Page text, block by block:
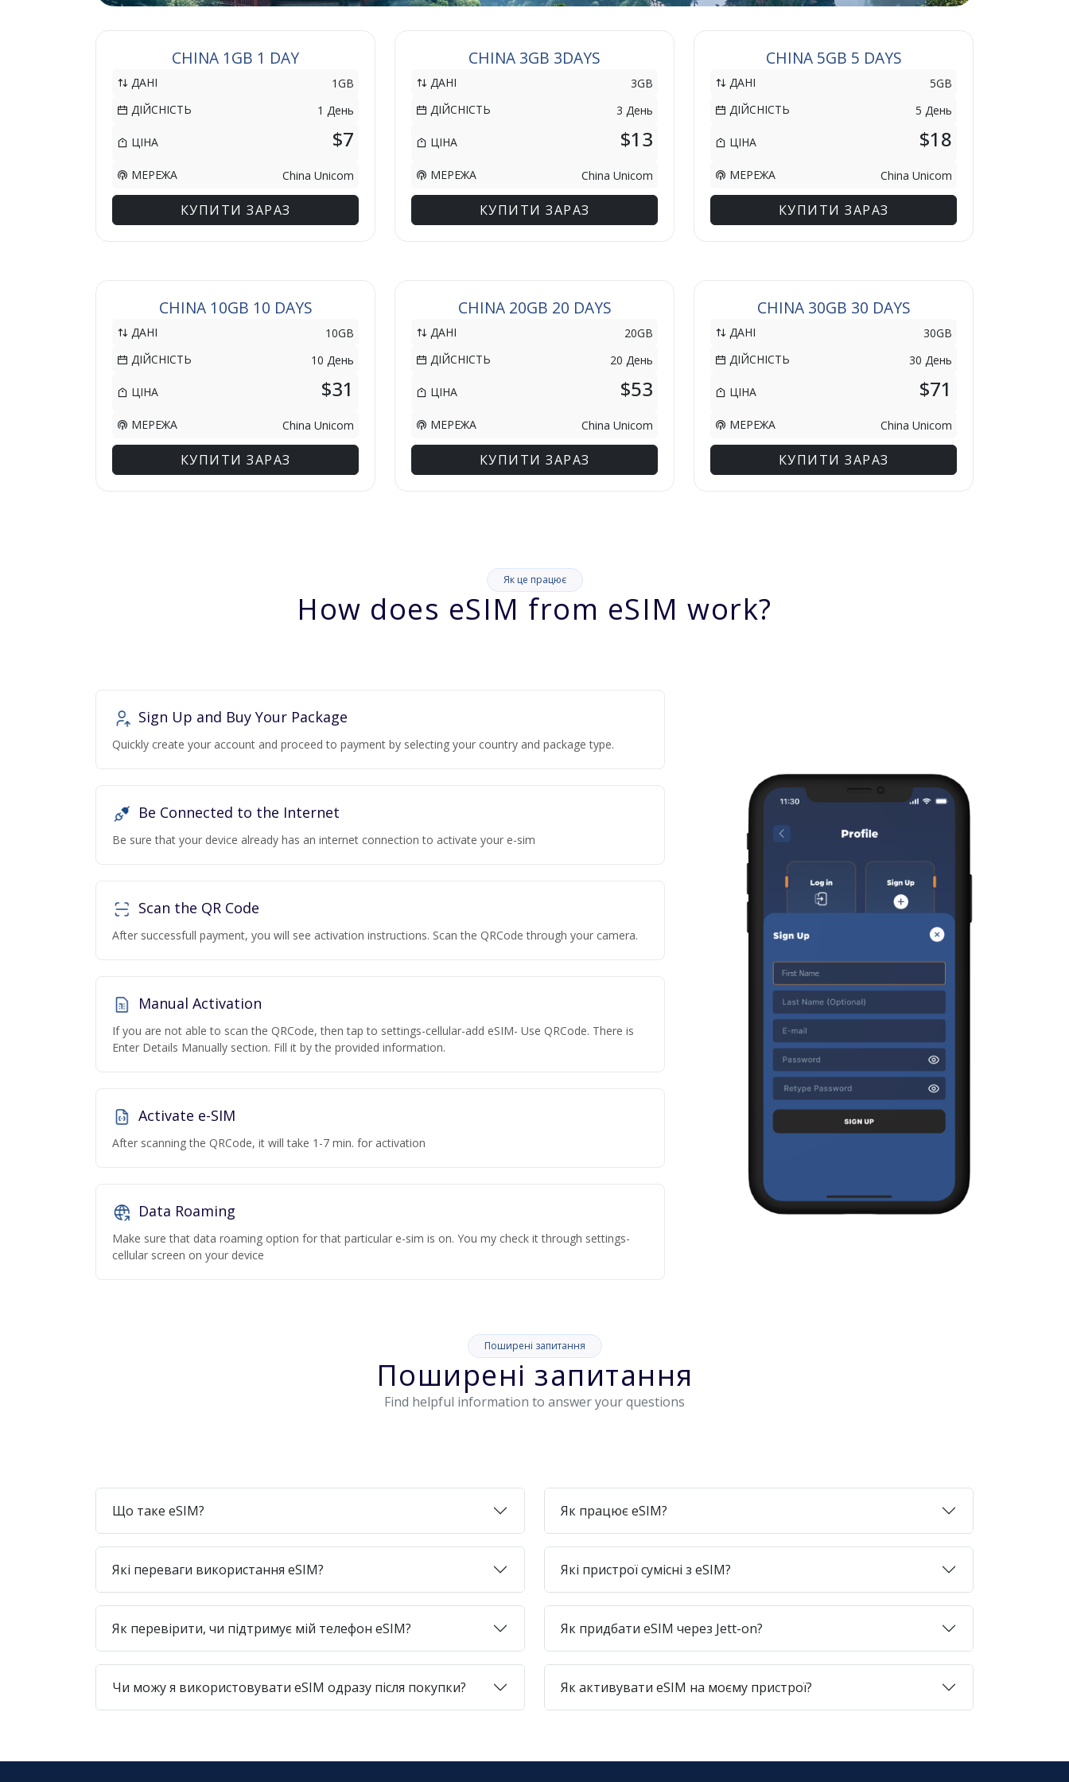
CHINA 1GB 1 DAY
ДАНІ
1GB
ДІЙСНІСТЬ
1 День
ЦІНА $7
МЕРЕЖА China Unicom
КУПИТИ ЗАРАЗ
CHINA 3GB 3DAYS
ДАНІ
3GB
ДІЙСНІСТЬ
3 День
ЦІНА $13
МЕРЕЖА China Unicom
КУПИТИ ЗАРАЗ
CHINA 5GB 5 DAYS
ДАНІ
5GB
ДІЙСНІСТЬ
5 День
ЦІНА $18
МЕРЕЖА China Unicom
КУПИТИ ЗАРАЗ
CHINA 10GB 10 DAYS
ДАНІ
10GB
ДІЙСНІСТЬ
10 День
ЦІНА $31
МЕРЕЖА China Unicom
КУПИТИ ЗАРАЗ
CHINA 20GB 20 DAYS
ДАНІ
20GB
ДІЙСНІСТЬ
20 День
ЦІНА $53
МЕРЕЖА China Unicom
КУПИТИ ЗАРАЗ
CHINA 30GB 30 DAYS
ДАНІ
30GB
ДІЙСНІСТЬ
30 День
ЦІНА $71
МЕРЕЖА China Unicom
КУПИТИ ЗАРАЗ
Як це працює
How does eSIM from eSIM work?
Sign Up and Buy Your Package
Quickly create your account and proceed to payment by selecting your country and package type.
Be Connected to the Internet
Be sure that your device already has an internet connection to activate your e-sim
Scan the QR Code
After successfull payment, you will see activation instructions. Scan the QRCode through your camera.
Manual Activation
If you are not able to scan the QRCode, then tap to settings-cellular-add eSIM- Use QRCode. There is
Enter Details Manually section. Fill it by the provided information.
Activate e-SIM
After scanning the QRCode, it will take 1-7 min. for activation
Data Roaming
Make sure that data roaming option for that particular e-sim is on. You my check it through settings-
cellular screen on your device
Поширені запитання
Поширені запитання
Find helpful information to answer your questions
Що таке eSIM? Як працює eSIM?
Які переваги використання eSIM? Які пристрої сумісні з eSIM?
Як перевірити, чи підтримує мій телефон eSIM? Як придбати eSIM через Jett-on?
Чи можу я використовувати eSIM одразу після покупки? Як активувати eSIM на моєму пристрої?